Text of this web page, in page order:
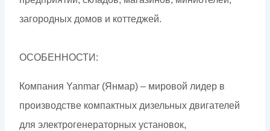
загородных домов и коттеджей.
ОСОБЕННОСТИ:
Компания Yanmar (Янмар) – мировой лидер в
производстве компактных дизельных двигателей
для электрогенераторных установок,